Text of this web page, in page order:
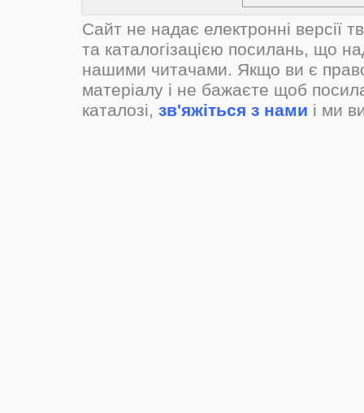
Сайт не надає електронні версії
та каталогізацією посилань, що
нашими читачами. Якщо ви є
матеріалу і не бажаєте щоб
каталозі, зв'яжіться з нами і ми